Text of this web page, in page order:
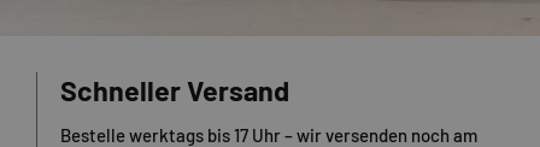
Schneller Versand
Bestelle werktags bis 17 Uhr – wir versenden noch am